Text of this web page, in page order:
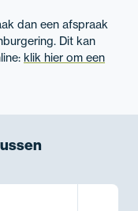
dan een afspraak
Dit kan
klik hier om een